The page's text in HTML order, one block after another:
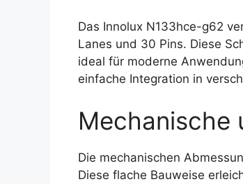
Das Innolux N133hce-g62
Lanes und 30 Pins. Diese
ideal für moderne
einfache Integration in
Mechanische
Die mechanischen
Diese flache Bauweise